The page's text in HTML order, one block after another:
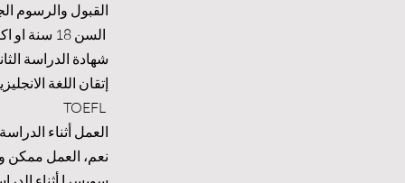
القبول والرسوم
السن 18 سنة او اكبر
شهادة الدراسة
العمل أثناء